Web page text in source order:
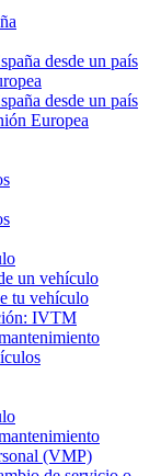
desde un país
desde un país
Europea
un vehículo
tu vehículo
IVTM
(VMP)